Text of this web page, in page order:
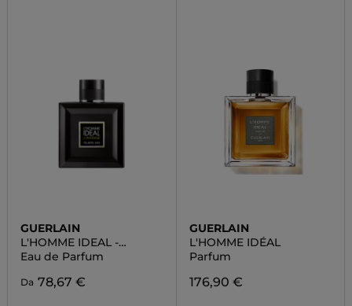
GUERLAIN
L'HOMME IDEAL -
L'INTENSE
Eau de Parfum
Da 78,67 €
GUERLAIN
L'HOMME IDÉAL
Parfum
176,90 €